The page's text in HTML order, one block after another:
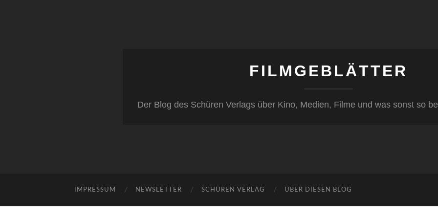
FILMGEBLÄTTER
Der Blog des Schüren Verlags über Kino, Medien, Filme und was sonst so
IMPRESSUM NEWSLETTER SCHÜREN VERLAG ÜBER DIESEN BLOG